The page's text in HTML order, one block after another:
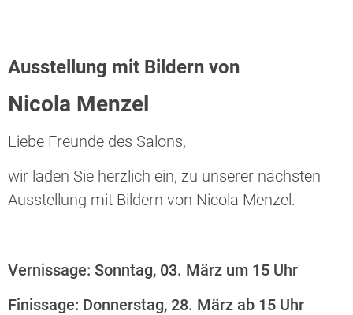
Ausstellung mit Bildern von
Nicola Menzel
Liebe Freunde des Salons,
wir laden Sie herzlich ein, zu unserer nächsten
Ausstellung mit Bildern von Nicola Menzel.
Vernissage: Sonntag, 03. März um 15 Uhr
Finissage: Donnerstag, 28. März ab 15 Uhr